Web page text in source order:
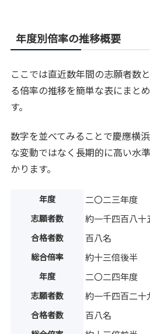
年度別倍率の推移概要
ここでは直近数年間の志願者数
る倍率の推移を簡単な表にまと
す。
数字を並べてみることで慶應横
な変動ではなく長期的に高い水
かります。
年度 二〇二三年度
志願者数 約一千四百八十
合格者数 百八名
総合倍率 約十三倍後半
年度 二〇二四年度
志願者数 約一千四百二十
合格者数 百八名